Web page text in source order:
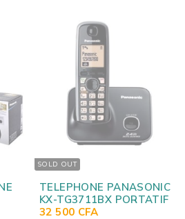
SOLD OUT
TELEPHONE PANASONIC
KX-TG3711BX PORTATIF
32 500CFA
KX-